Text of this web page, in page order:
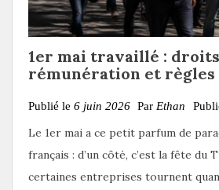
1er mai travaillé :
rémunération et règles
Publié le 6 juin 2026 Par Ethan
Le 1er mai a ce petit parfum de
français : d’un côté, c’est la fête du
certaines entreprises tournent